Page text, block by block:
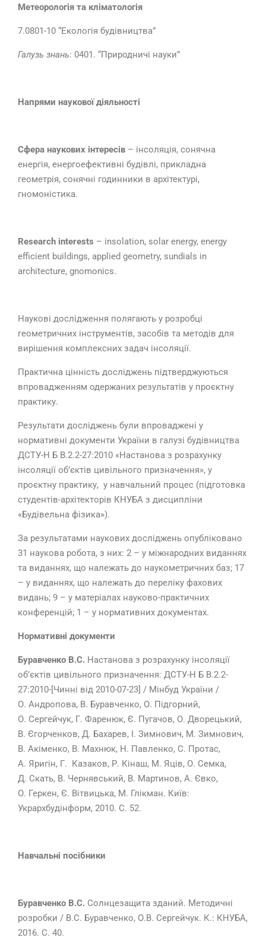
Метеорологія та кліматологія
7.0801-10 “Екологія будівництва”
Галузь знань: 0401. “Природничі науки”
Напрями наукової діяльності
Сфера наукових інтересів – інсоляція, сонячна
енергія, енергоефективні будівлі, прикладна
геометрія, сонячні годинники в архітектурі,
гномоністика.
Research interests – insolation, solar energy, energy
efficient buildings, applied geometry, sundials in
architecture, gnomonics.
Наукові дослідження полягають у розробці
геометричних інструментів, засобів та методів для
вирішення комплексних задач інсоляції.
Практична цінність досліджень підтверджуються
впровадженням одержаних результатів у проєктну
практику.
Результати досліджень були впроваджені у
нормативні документи України в галузі будівництва
ДСТУ-Н Б В.2.2-27:2010 «Настанова з розрахунку
інсоляції об’єктів цивільного призначення», у
проєктну практику, у навчальний процес (підготовка
студентів-архітекторів КНУБА з дисципліни
«Будівельна фізика»).
За результатами наукових досліджень опубліковано
31 наукова робота, з них: 2 – у міжнародних виданнях
та виданнях, що належать до наукометричних баз; 17
– у виданнях, що належать до переліку фахових
видань; 9 – у матеріалах науково-практичних
конференцій; 1 – у нормативних документах.
Нормативні документи
Буравченко В.С. Настанова з розрахунку інсоляції
об’єктів цивільного призначення: ДСТУ-Н Б В.2.2-
27:2010-[Чинні від 2010-07-23] / Мінбуд України /
О. Андропова, В. Буравченко, О. Підгорний,
О. Сергейчук, Г. Фаренюк, Є. Пугачов, О. Дворецький,
В. Єгорченков, Д. Бахарев, І. Зимнович, М. Зимнович,
В. Акіменко, В. Махнюк, Н. Павленко, С. Протас,
А. Яригін, Г. Казаков, Р. Кінаш, М. Яців, О. Семка,
Д. Скать, В. Чернявський, В. Мартинов, А. Євко,
О. Геркен, Є. Вітвицька, М. Глікман. Київ:
Укрархбудінформ, 2010. C. 52.
Навчальні посібники
Буравченко В.С. Солнцезащита зданий. Методичні
розробки / В.С. Буравченко, О.В. Сергейчук. К.: КНУБА,
2016. С. 40.